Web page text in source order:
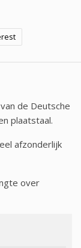
de Deutsche
plaatstaal.
afzonderlijk
over